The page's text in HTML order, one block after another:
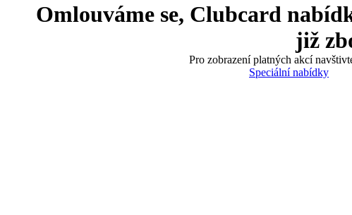
Omlouváme se, Clubcard
již
Pro zobrazení platných akcí
Speciální nabídky